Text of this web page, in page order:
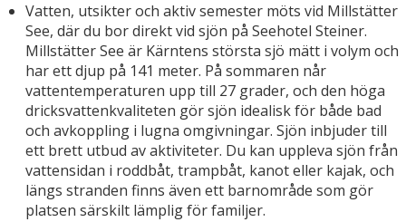
Vatten, utsikter och aktiv semester möts vid Millstätter
See, där du bor direkt vid sjön på Seehotel Steiner.
Millstätter See är Kärntens största sjö mätt i volym och
har ett djup på 141 meter. På sommaren når
vattentemperaturen upp till 27 grader, och den höga
dricksvattenkvaliteten gör sjön idealisk för både bad
och avkoppling i lugna omgivningar. Sjön inbjuder till
ett brett utbud av aktiviteter. Du kan uppleva sjön från
vattensidan i roddbåt, trampbåt, kanot eller kajak, och
längs stranden finns även ett barnområde som gör
platsen särskilt lämplig för familjer.